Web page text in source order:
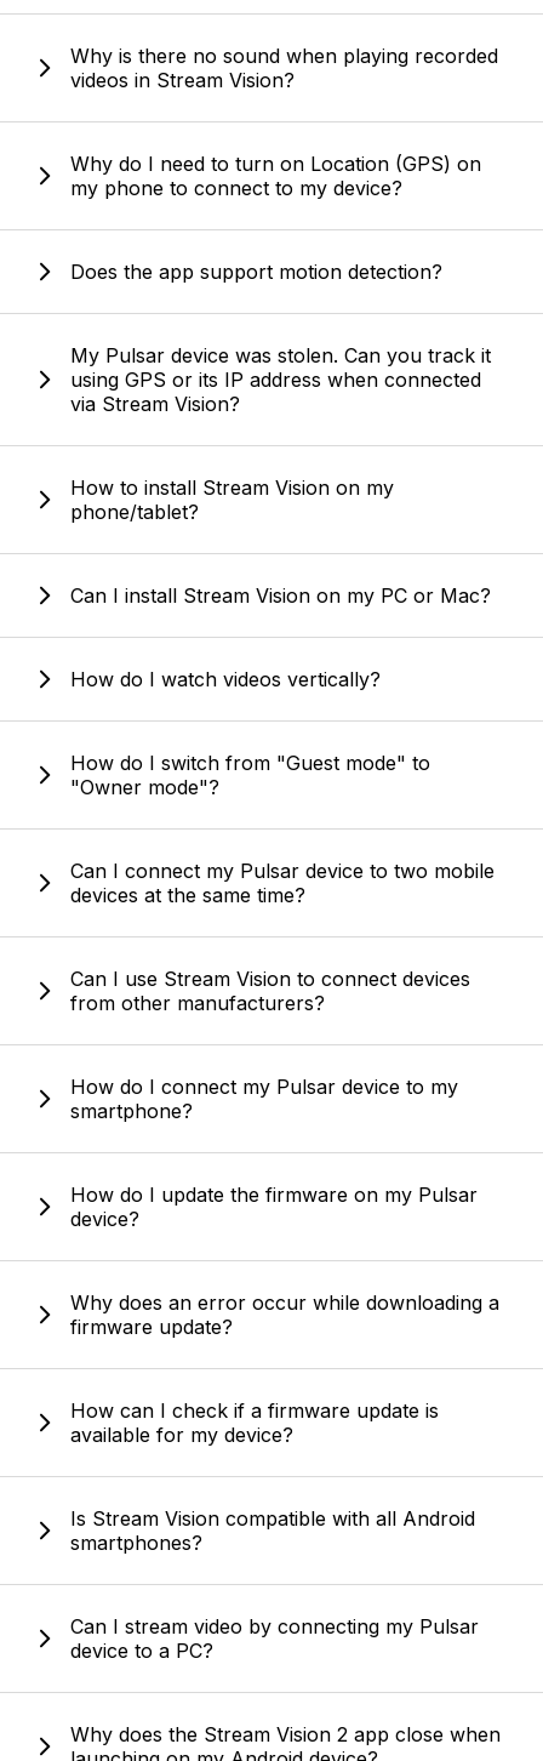
Why is there no sound when playing recorded
videos in Stream Vision?
Why do I need to turn on Location (GPS) on
my phone to connect to my device?
Does the app support motion detection?
My Pulsar device was stolen. Can you track it
using GPS or its IP address when connected
via Stream Vision?
How to install Stream Vision on my
phone/tablet?
Can I install Stream Vision on my PC or Mac?
How do I watch videos vertically?
How do I switch from "Guest mode" to
"Owner mode"?
Can I connect my Pulsar device to two mobile
devices at the same time?
Can I use Stream Vision to connect devices
from other manufacturers?
How do I connect my Pulsar device to my
smartphone?
How do I update the firmware on my Pulsar
device?
Why does an error occur while downloading a
firmware update?
How can I check if a firmware update is
available for my device?
Is Stream Vision compatible with all Android
smartphones?
Can I stream video by connecting my Pulsar
device to a PC?
Why does the Stream Vision 2 app close when